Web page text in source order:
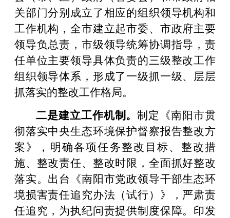
关部门分别成立了相应的组织领导机构和
工作机构，全市建立起市委、市政府主要
领导负总责，市级领导统筹协调指导，责
任单位主要领导具体负责的三级整改工作
组织领导体系，形成了一级抓一级、层层
抓落实的整改工作格局。
二是建立工作机制。制定《南阳市贯
彻落实中央生态环境保护督察报告整改方
案》，明确各项任务整改目标、整改措
施、整改责任、整改时限，全面抓好整改
落实。出台《南阳市党政领导干部生态环
境损害责任追究办法（试行）》，严肃责
任追究，为执纪问责提供制度保障。印发